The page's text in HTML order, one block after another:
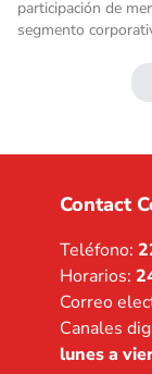
participación de
segmento
Contact
Teléfono:
Horarios:
Correo
Canales
lunes a